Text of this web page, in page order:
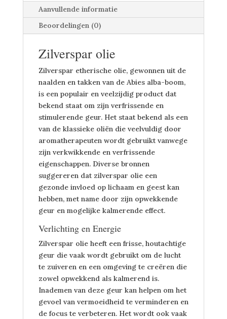
Aanvullende informatie
Beoordelingen (0)
Zilverspar olie
Zilverspar etherische olie, gewonnen uit de
naalden en takken van de Abies alba-boom,
is een populair en veelzijdig product dat
bekend staat om zijn verfrissende en
stimulerende geur. Het staat bekend als een
van de klassieke oliën die veelvuldig door
aromatherapeuten wordt gebruikt vanwege
zijn verkwikkende en verfrissende
eigenschappen. Diverse bronnen
suggereren dat zilverspar olie een
gezonde invloed op lichaam en geest kan
hebben, met name door zijn opwekkende
geur en mogelijke kalmerende effect.
Verlichting en Energie
Zilverspar olie heeft een frisse, houtachtige
geur die vaak wordt gebruikt om de lucht
te zuiveren en een omgeving te creëren die
zowel opwekkend als kalmerend is.
Inademen van deze geur kan helpen om het
gevoel van vermoeidheid te verminderen en
de focus te verbeteren. Het wordt ook vaak